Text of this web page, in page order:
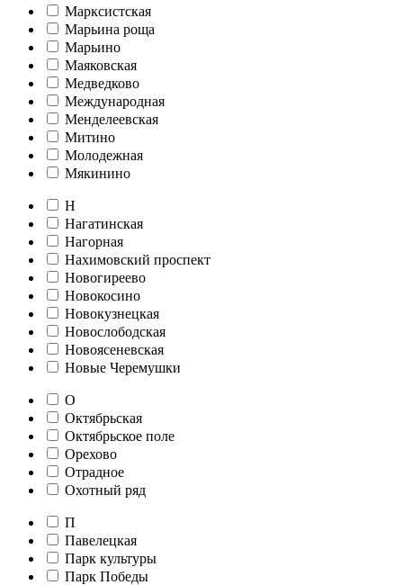
Марксистская
Марьина роща
Марьино
Маяковская
Медведково
Международная
Менделеевская
Митино
Молодежная
Мякинино
Н
Нагатинская
Нагорная
Нахимовский проспект
Новогиреево
Новокосино
Новокузнецкая
Новослободская
Новоясеневская
Новые Черемушки
О
Октябрьская
Октябрьское поле
Орехово
Отрадное
Охотный ряд
П
Павелецкая
Парк культуры
Парк Победы